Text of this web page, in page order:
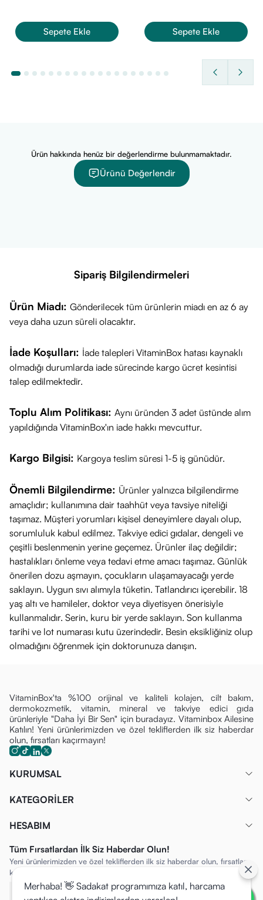
Sepete Ekle Sepete Ekle
Ürün hakkında henüz bir değerlendirme bulunmamaktadır.
Ürünü Değerlendir
Sipariş Bilgilendirmeleri
Ürün Miadı: Gönderilecek tüm ürünlerin miadı en az 6 ay
veya daha uzun süreli olacaktır.
İade Koşulları: İade talepleri VitaminBox hatası kaynaklı
olmadığı durumlarda iade sürecinde kargo ücret kesintisi
talep edilmektedir.
Toplu Alım Politikası: Aynı üründen 3 adet üstünde alım
yapıldığında VitaminBox'ın iade hakkı mevcuttur.
Kargo Bilgisi: Kargoya teslim süresi 1-5 iş günüdür.
Önemli Bilgilendirme: Ürünler yalnızca bilgilendirme
amaçlıdır; kullanımına dair taahhüt veya tavsiye niteliği
taşımaz. Müşteri yorumları kişisel deneyimlere dayalı olup,
sorumluluk kabul edilmez. Takviye edici gıdalar, dengeli ve
çeşitli beslenmenin yerine geçemez. Ürünler ilaç değildir;
hastalıkları önleme veya tedavi etme amacı taşımaz. Günlük
önerilen dozu aşmayın, çocukların ulaşamayacağı yerde
saklayın. Uygun sıvı alımıyla tüketin. Tatlandırıcı içerebilir. 18
yaş altı ve hamileler, doktor veya diyetisyen önerisiyle
kullanmalıdır. Serin, kuru bir yerde saklayın. Son kullanma
tarihi ve lot numarası kutu üzerindedir. Besin eksikliğiniz olup
olmadığını öğrenmek için doktorunuza danışın.
VitaminBox'ta %100 orijinal ve kaliteli kolajen, cilt bakım,
dermokozmetik, vitamin, mineral ve takviye edici gıda
ürünleriyle "Daha İyi Bir Sen" için buradayız. Vitaminbox Ailesine
Katılın! Yeni ürünlerimizden ve özel tekliflerden ilk siz haberdar
olun, fırsatları kaçırmayın!
KURUMSAL
KATEGORİLER
HESABIM
Tüm Fırsatlardan İlk Siz Haberdar Olun!
Yeni ürünlerimizden ve özel tekliflerden ilk siz haberdar olun, fırsatları
kaçırmayın!
Merhaba! 👋 Sadakat programımıza katıl, harcama